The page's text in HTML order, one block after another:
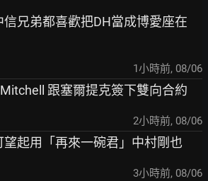
信兄弟都喜歡把DH當成博愛座在
1小時前, 08/06
跟塞爾提克簽下雙向合約
2小時前, 08/06
望起用「再來一碗君」中村剛也
3小時前, 08/06